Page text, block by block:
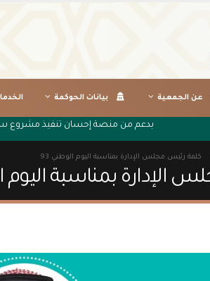
عن الجمعية بيانات الحوكمة
بدعم من منصة إحسان تنفيذ
كلمة رئيس مجلس الإدارة بمناسبة اليوم الوطني 93
الإدارة بمناسبة اليوم